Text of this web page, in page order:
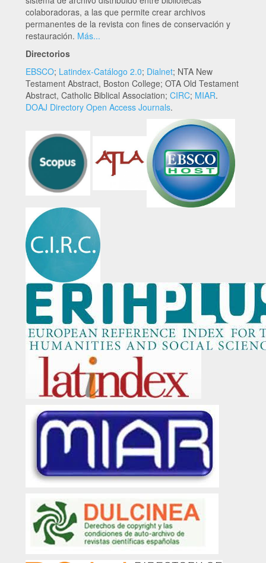
colaboradoras, a las que permite crear archivos
permanentes de la revista con fines de conservación y
restauración. Más...
Directorios
EBSCO; Latindex-Catálogo 2.0; Dialnet; NTA New
Testament Abstract, Boston College; OTA Old Testament
Abstract, Catholic Biblical Association; CIRC; MIAR.
DOAJ Directory Open Access Journals.